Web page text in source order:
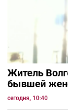
Житель
бывшей
сегодня, 10:40